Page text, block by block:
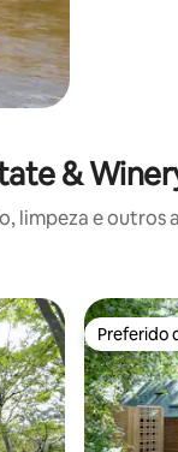
&
limpeza e outros
Preferido
Preferido